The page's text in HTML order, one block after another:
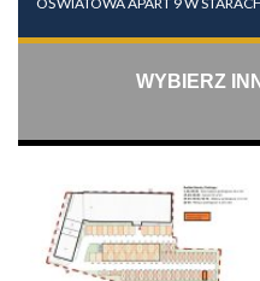
WYBIERZ